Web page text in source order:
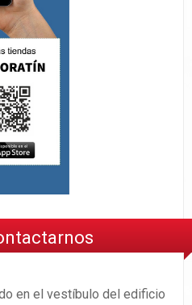
en el vestíbulo del edificio